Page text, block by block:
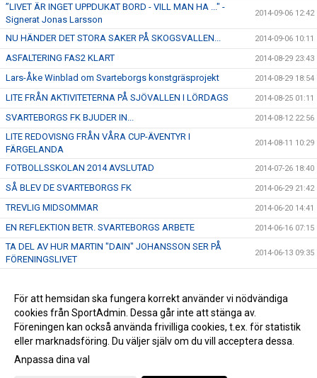
”LIVET ÄR INGET UPPDUKAT BORD - VILL MAN HA ..." -
Signerat Jonas Larsson
2014-09-06 12:42
NU HÄNDER DET STORA SAKER PÅ SKOGSVALLEN... 2014-09-06 10:11
ASFALTERING FAS2 KLART 2014-08-29 23:43
Lars-Åke Winblad om Svarteborgs konstgräsprojekt 2014-08-29 18:54
LITE FRÅN AKTIVITETERNA PÅ SJÖVALLEN I LÖRDAGS 2014-08-25 01:11
SVARTEBORGS FK BJUDER IN... 2014-08-12 22:56
LITE REDOVISNG FRÅN VÅRA CUP-ÄVENTYR I
FÄRGELANDA
2014-08-11 10:29
FOTBOLLSSKOLAN 2014 AVSLUTAD 2014-07-26 18:40
SÅ BLEV DE SVARTEBORGS FK 2014-06-29 21:42
TREVLIG MIDSOMMAR 2014-06-20 14:41
EN REFLEKTION BETR. SVARTEBORGS ARBETE 2014-06-16 07:15
TA DEL AV HUR MARTIN "DAIN" JOHANSSON SER PÅ
FÖRENINGSLIVET
2014-06-13 09:35
HÅLL UTKIK! 2014-06-06 21:40
LYCKAD INVIGNING AV SPARPLAN 2014-04-30 11:34
För att hemsidan ska fungera korrekt använder vi nödvändiga
cookies från SportAdmin. Dessa går inte att stänga av.
Föreningen kan också använda frivilliga cookies, t.ex. för statistik
eller marknadsföring. Du väljer själv om du vill acceptera dessa.
Anpassa dina val